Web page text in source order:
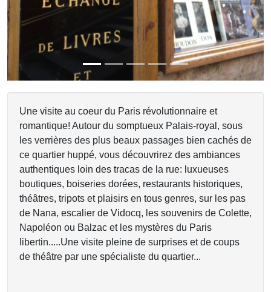
Une visite au coeur du Paris révolutionnaire et
romantique! Autour du somptueux Palais-royal, sous
les verrières des plus beaux passages bien cachés de
ce quartier huppé, vous découvrirez des ambiances
authentiques loin des tracas de la rue: luxueuses
boutiques, boiseries dorées, restaurants historiques,
théâtres, tripots et plaisirs en tous genres, sur les pas
de Nana, escalier de Vidocq, les souvenirs de Colette,
Napoléon ou Balzac et les mystères du Paris
libertin.....Une visite pleine de surprises et de coups
de théâtre par une spécialiste du quartier...